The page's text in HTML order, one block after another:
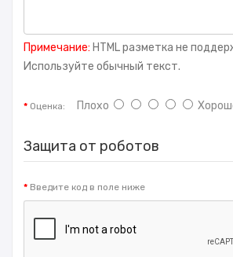
Примечание: HTML разметка не
Используйте обычный текст.
Оценка: Плохо
Защита от роботов
Введите код в поле ниже